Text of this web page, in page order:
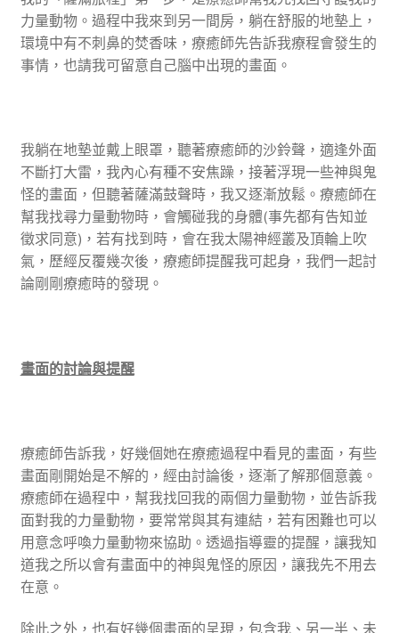
力量動物。過程中我來到另一間房，躺在舒服的地墊上，
環境中有不刺鼻的焚香味，療癒師先告訴我療程會發生的
事情，也請我可留意自己腦中出現的畫面。
我躺在地墊並戴上眼罩，聽著療癒師的沙鈴聲，適逢外面
不斷打大雷，我內心有種不安焦躁，接著浮現一些神與鬼
怪的畫面，但聽著薩滿鼓聲時，我又逐漸放鬆。療癒師在
幫我找尋力量動物時，會觸碰我的身體(事先都有告知並
徵求同意)，若有找到時，會在我太陽神經叢及頂輪上吹
氣，歷經反覆幾次後，療癒師提醒我可起身，我們一起討
論剛剛療癒時的發現。
畫面的討論與提醒
療癒師告訴我，好幾個她在療癒過程中看見的畫面，有些
畫面剛開始是不解的，經由討論後，逐漸了解那個意義。
療癒師在過程中，幫我找回我的兩個力量動物，並告訴我
面對我的力量動物，要常常與其有連結，若有困難也可以
用意念呼喚力量動物來協助。透過指導靈的提醒，讓我知
道我之所以會有畫面中的神與鬼怪的原因，讓我先不用去
在意。
除此之外，也有好幾個畫面的呈現，包含我、另一半、未